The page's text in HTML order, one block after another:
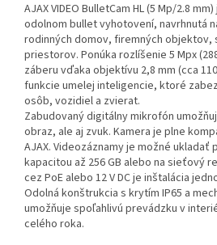
AJAX VIDEO BulletCam HL (5 Mp/2.8
odolnom bullet vyhotovení, navrhnutá
rodinných domov, firemných objektov,
priestorov. Ponúka rozlíšenie 5 Mpx
záberu vďaka objektívu 2,8 mm (cca
funkcie umelej inteligencie, ktoré
osôb, vozidiel a zvierat.
Zabudovaný digitálny mikrofón
obraz, ale aj zvuk. Kamera je plne
AJAX. Videozáznamy je možné ukladať
kapacitou až 256 GB alebo na sieťový
cez PoE alebo 12 V DC je inštalácia
Odolná konštrukcia s krytím IP65 a
umožňuje spoľahlivú prevádzku v
celého roka.